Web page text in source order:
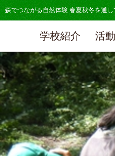
森でつながる自然体験 春夏秋冬を通
学校紹介 活